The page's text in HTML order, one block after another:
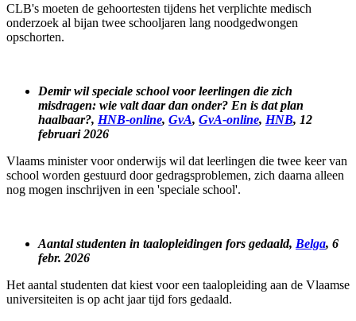
CLB's moeten de gehoortesten tijdens het verplichte medisch
onderzoek al bijan twee schooljaren lang noodgedwongen
opschorten.
Demir wil speciale school voor leerlingen die zich
misdragen: wie valt daar dan onder? En is dat plan
haalbaar?, HNB-online, GvA, GvA-online, HNB, 12
februari 2026
Vlaams minister voor onderwijs wil dat leerlingen die twee keer van
school worden gestuurd door gedragsproblemen, zich daarna alleen
nog mogen inschrijven in een 'speciale school'.
Aantal studenten in taalopleidingen fors gedaald, Belga, 6
febr. 2026
Het aantal studenten dat kiest voor een taalopleiding aan de Vlaamse
universiteiten is op acht jaar tijd fors gedaald.